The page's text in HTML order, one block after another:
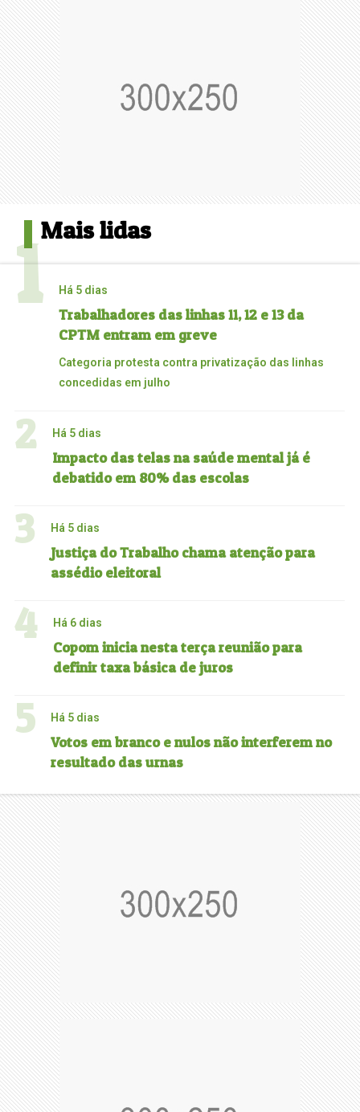
Mais lidas
1 Há 5 dias
Trabalhadores das linhas 11, 12 e 13 da
CPTM entram em greve
Categoria protesta contra privatização das linhas
concedidas em julho
2 Há 5 dias
Impacto das telas na saúde mental já é
debatido em 80% das escolas
3 Há 5 dias
Justiça do Trabalho chama atenção para
assédio eleitoral
4 Há 6 dias
Copom inicia nesta terça reunião para
definir taxa básica de juros
5 Há 5 dias
Votos em branco e nulos não interferem no
resultado das urnas